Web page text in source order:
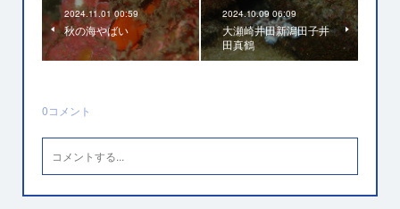
2024.11.01 00:59
秋の海やばい
2024.10.09 06:09
大瀬崎井田新潟田子井
田真鶴
0コメント